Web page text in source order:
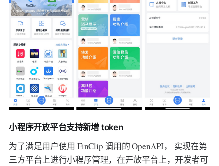
小程序开放平台支持新增 token
为了满足用户使用 FinClip 调用的 OpenAPI， 实现在第
三方平台上进行小程序管理，在开放平台上，开发者可